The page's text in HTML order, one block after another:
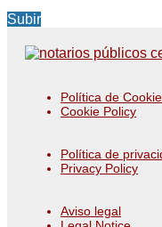
Subir
Política de
Cookie Policy
Política de
Privacy Policy
Aviso legal